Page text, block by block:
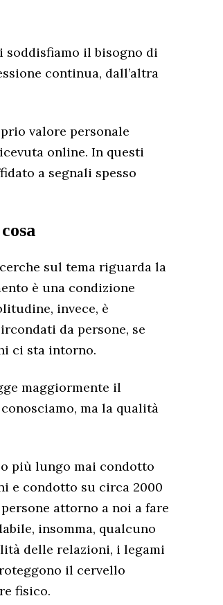
il bisogno di
continua, dall’altra
valore personale
online. In questi
a segnali spesso
sul tema riguarda la
è una condizione
invece, è
da persone, se
ci sta intorno.
maggiormente il
ma la qualità
più lungo mai condotto
e condotto su circa 2000
attorno a noi a fare
insomma, qualcuno
delle relazioni, i legami
il cervello
fisico.